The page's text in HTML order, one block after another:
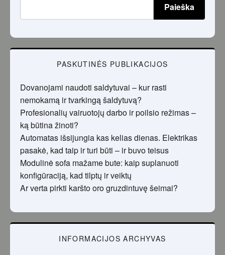
Paieška
PASKUTINĖS PUBLIKACIJOS
Dovanojami naudoti saldytuvai – kur rasti
nemokamą ir tvarkingą šaldytuvą?
Profesionalių vairuotojų darbo ir poilsio režimas –
ką būtina žinoti?
Automatas išsijungia kas kelias dienas. Elektrikas
pasakė, kad taip ir turi būti – ir buvo teisus
Modulinė sofa mažame bute: kaip suplanuoti
konfigūraciją, kad tilptų ir veiktų
Ar verta pirkti karšto oro gruzdintuvę šeimai?
INFORMACIJOS ARCHYVAS